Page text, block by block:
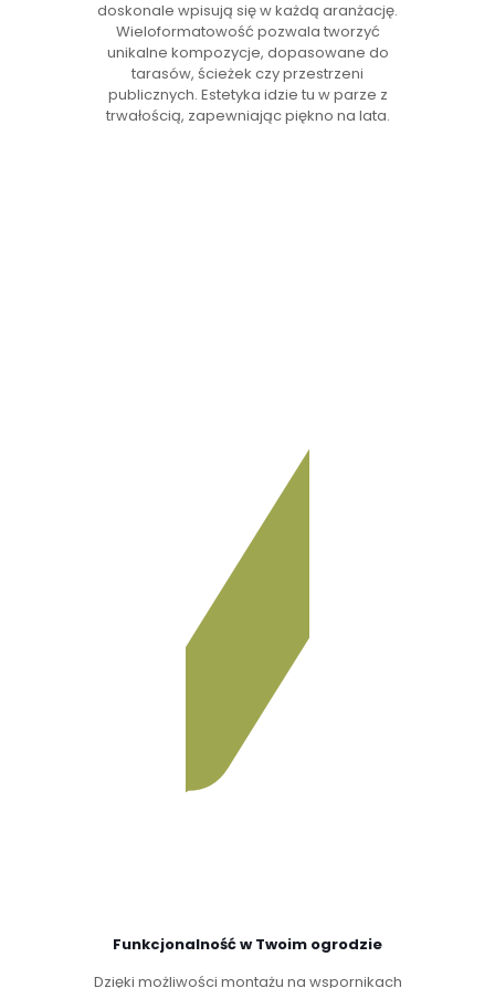
doskonale wpisują się w każdą aranżację.
Wieloformatowość pozwala tworzyć
unikalne kompozycje, dopasowane do
tarasów, ścieżek czy przestrzeni
publicznych. Estetyka idzie tu w parze z
trwałością, zapewniając piękno na lata.
Funkcjonalność w Twoim ogrodzie
Dzięki możliwości montażu na wspornikach